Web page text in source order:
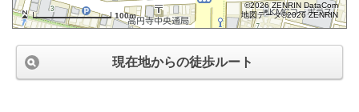
100m
©2026 ZENRIN DataCom
地図データ©2026 ZENRIN
現在地からの徒歩ルート